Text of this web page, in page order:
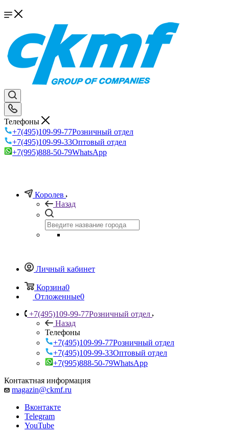
Телефоны
+7(495)109-99-77Розничный отдел
+7(495)109-99-33Оптовый отдел
+7(995)888-50-79WhatsApp
Королев
Назад
Личный кабинет
Корзина0
Отложенные0
+7(495)109-99-77Розничный отдел
Назад
Телефоны
+7(495)109-99-77Розничный отдел
+7(495)109-99-33Оптовый отдел
+7(995)888-50-79WhatsApp
Контактная информация
magazin@ckmf.ru
Вконтакте
Telegram
YouTube